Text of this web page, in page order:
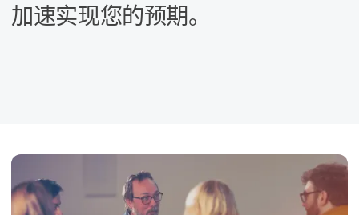
加速​实现​您​的​预期。